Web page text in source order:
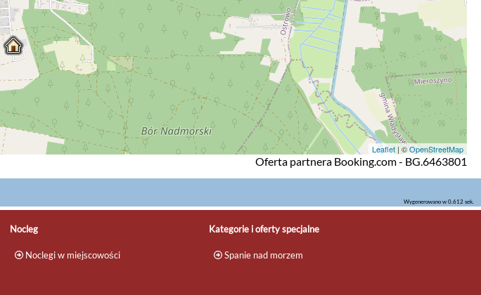
Leaflet | ©OpenStreetMap
Oferta partnera Booking.com - BG.6463801
Wygenerowano w 0.612 sek.
Nocleg
Noclegi w miejscowości
Kategorie i oferty specjalne
Spanie nad morzem